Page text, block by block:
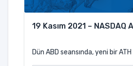
19 Kasım 2021 – NASDAQ
Dün ABD seansında, yeni bir